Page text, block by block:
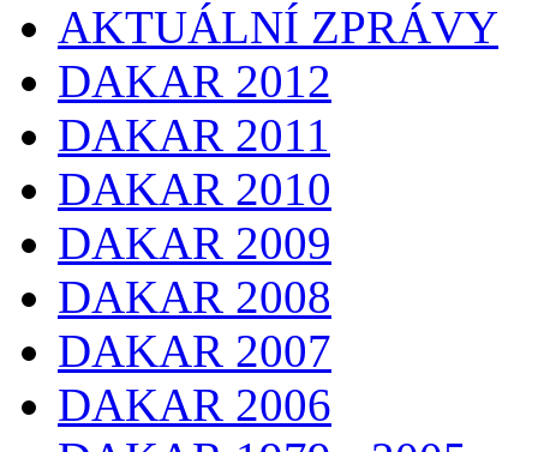
AKTUÁLNÍ ZPRÁVY
DAKAR 2012
DAKAR 2011
DAKAR 2010
DAKAR 2009
DAKAR 2008
DAKAR 2007
DAKAR 2006